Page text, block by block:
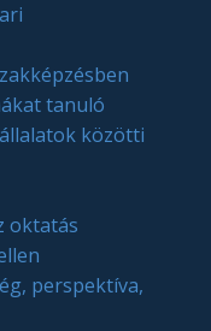
tanuló
közötti
oktatás
perspektíva,